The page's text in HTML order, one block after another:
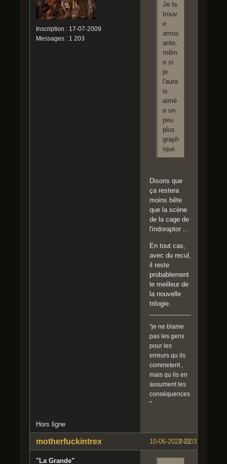
Inscription : 17-07-2009
Messages : 1 203
Je la
trouv
e
amus
ante,
mêm
e si
je
l'aura
is
aimé
e un
peu
plus
graph
ique.
Disons que
ça restera
moins bête
que la scène
de la cage de
l'indoraptor ...
En tout cas,
avec du recul,
il reste
probablement
le meilleur de
la nouvelle
trilogie.
"je ne blame
pas les gens
pour les
erreurs qu ils
commetent ,
mais qu ils en
assument les
conséquences
"
Hors ligne
#490
10-06-2022 22:33:55
motherfuckintrex
"La Grande"